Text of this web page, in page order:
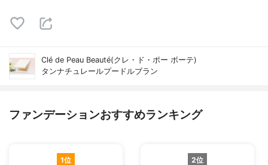
Clé de Peau Beauté(クレ・ド・ポー ボーテ)
タンナチュレールプードルブラン
ファンデーションおすすめランキング
1位 2位